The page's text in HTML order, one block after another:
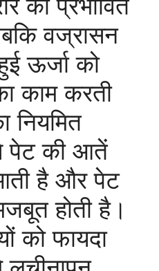
वज्रासन
ऊर्जा को
काम करती
नियमित
पेट की आतें
है और पेट
होती है।
को फायदा